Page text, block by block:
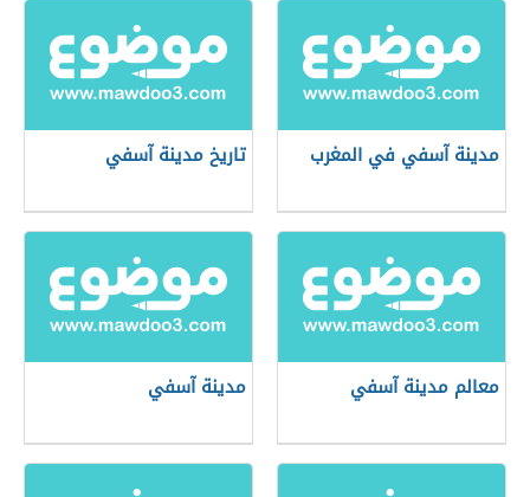
مدينة آسفي في المغرب تاريخ مدينة آسفي
معالم مدينة آسفي مدينة آسفي